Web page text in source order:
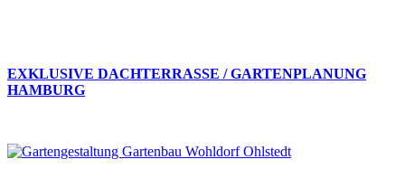
EXKLUSIVE DACHTERRASSE / GARTENPLANUNG
HAMBURG